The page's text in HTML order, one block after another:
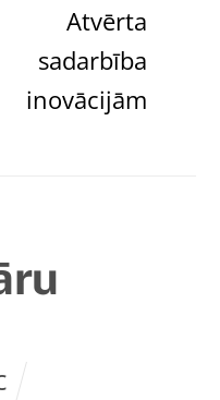
Atvērta
sadarbība
inovācijām